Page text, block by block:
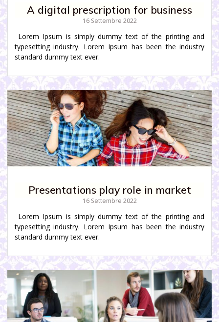
A digital prescription for business
16 Settembre 2022
Lorem Ipsum is simply dummy text of the printing and
typesetting industry. Lorem Ipsum has been the industry
standard dummy text ever.
Presentations play role in market
16 Settembre 2022
Lorem Ipsum is simply dummy text of the printing and
typesetting industry. Lorem Ipsum has been the industry
standard dummy text ever.